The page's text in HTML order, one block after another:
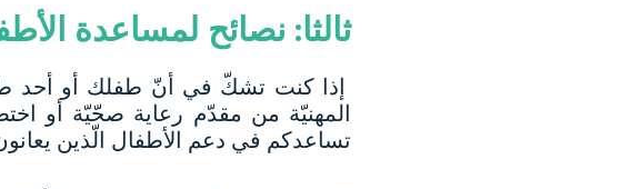
ثالثا: نصائح لمساعدة
إذا كنت تشكّ في أنّ طفلك أو أحد
المهنيّة من مقدّم رعاية صحّيّة أو
تساعدكم في دعم الأطفال الّذين